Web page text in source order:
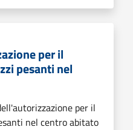
per il
pesanti nel
per il
nel centro abitato